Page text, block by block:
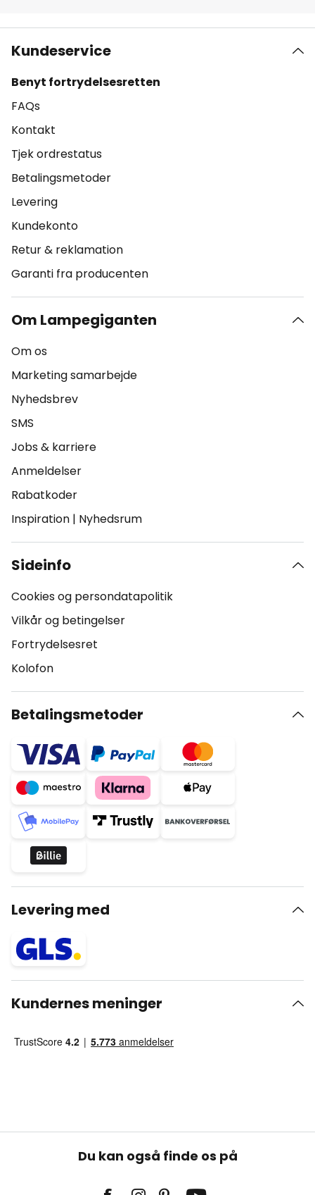
Kundeservice
Benyt fortrydelsesretten
FAQs
Kontakt
Tjek ordrestatus
Betalingsmetoder
Levering
Kundekonto
Retur & reklamation
Garanti fra producenten
Om Lampegiganten
Om os
Marketing samarbejde
Nyhedsbrev
SMS
Jobs & karriere
Anmeldelser
Rabatkoder
Inspiration | Nyhedsrum
Sideinfo
Cookies og persondatapolitik
Vilkår og betingelser
Fortrydelsesret
Kolofon
Betalingsmetoder
Levering med
Kundernes meninger
Du kan også finde os på